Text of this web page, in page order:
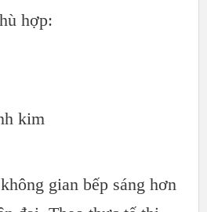
hợp:
kim
gian bếp sáng hơn